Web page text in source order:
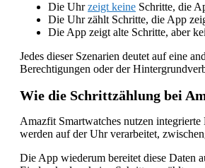
Die Uhrzeigt keine Schritte, die
Die Uhr zählt Schritte, die App
Die App zeigt alte Schritte, aber
Jedes dieser Szenarien deutet auf eine
Berechtigungen oder der
Wie die Schrittzählung bei
Amazfit Smartwatches nutzen
werden auf der Uhr verarbeitet,
Die App wiederum bereitet diese Daten